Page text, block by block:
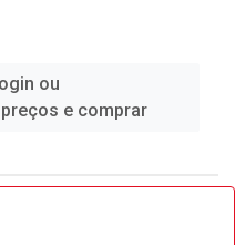
ou
e comprar